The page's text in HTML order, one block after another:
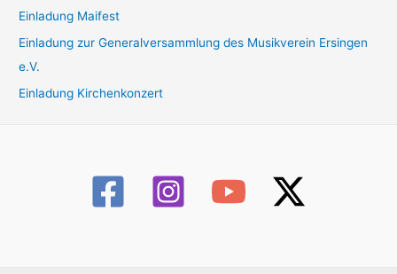
Einladung Maifest
Einladung zur Generalversammlung des Musikverein Ersingen
e.V.
Einladung Kirchenkonzert